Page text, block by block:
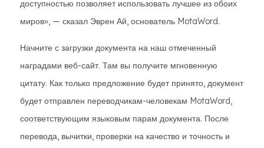
доступностью позволяет использовать лучшее из обоих
миров», — сказал Эврен Ай, основатель MotaWord.
Начните с загрузки документа на наш отмеченный
наградами веб-сайт. Там вы получите мгновенную
цитату. Как только предложение будет принято, документ
будет отправлен переводчикам-человекам MotaWord,
соответствующим языковым парам документа. После
перевода, вычитки, проверки на качество и точность и